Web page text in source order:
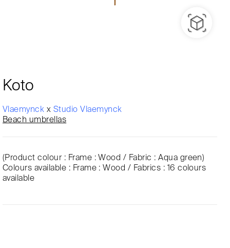
Koto
Vlaemynck x Studio Vlaemynck
Beach umbrellas
(Product colour : Frame : Wood / Fabric : Aqua green)
Colours available : Frame : Wood / Fabrics : 16 colours
available